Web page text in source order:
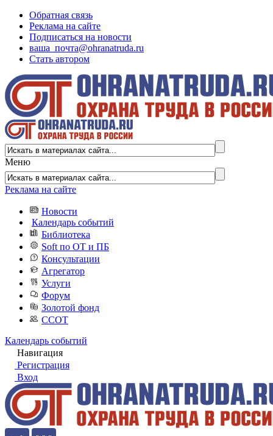
Обратная связь
Реклама на сайте
Подписаться на новости
ваша_почта@ohranatruda.ru
Стать автором
Меню
Реклама на сайте
Новости
Календарь событий
Библиотека
Soft по ОТ и ПБ
Консультации
Агрегатор
Услуги
Форум
Золотой фонд
ССОТ
Календарь событий
Навигация
Регистрация
Вход